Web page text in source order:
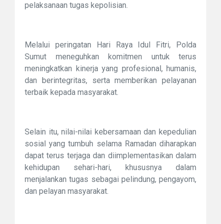
pelaksanaan tugas kepolisian.
Melalui peringatan Hari Raya Idul Fitri, Polda
Sumut meneguhkan komitmen untuk terus
meningkatkan kinerja yang profesional, humanis,
dan berintegritas, serta memberikan pelayanan
terbaik kepada masyarakat.
Selain itu, nilai-nilai kebersamaan dan kepedulian
sosial yang tumbuh selama Ramadan diharapkan
dapat terus terjaga dan diimplementasikan dalam
kehidupan sehari-hari, khususnya dalam
menjalankan tugas sebagai pelindung, pengayom,
dan pelayan masyarakat.